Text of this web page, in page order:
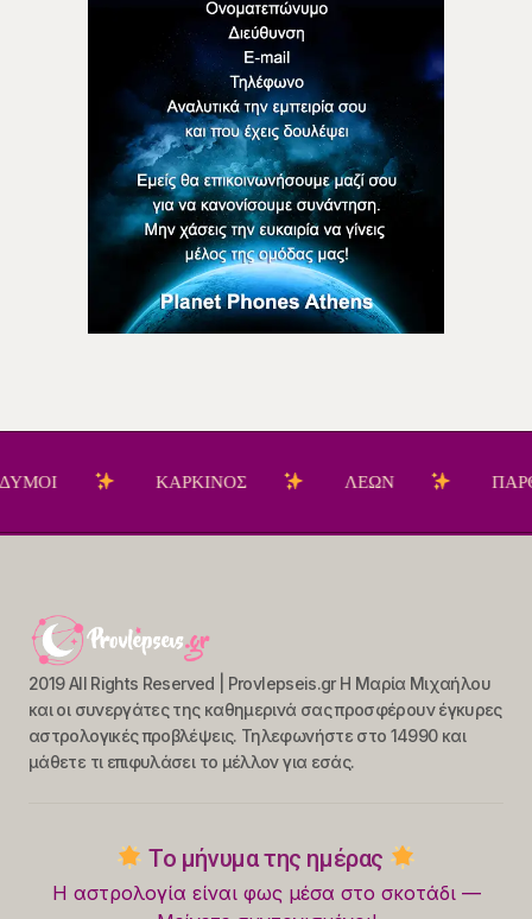
ΚΑΡΚΙΝΟΣ ΛΕΩΝ
2019 All Rights Reserved | Provlepseis.gr Η Μαρία Μιχαήλου
και οι συνεργάτες της καθημερινά σας προσφέρουν έγκυρες
αστρολογικές προβλέψεις. Τηλεφωνήστε στο 14990 και
μάθετε τι επιφυλάσει το μέλλον για εσάς.
Το μήνυμα της ημέρας
Η αστρολογία είναι φως μέσα στο σκοτάδι —